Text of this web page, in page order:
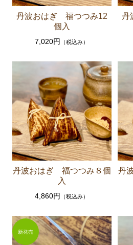
お歳暮ギフト
丹波栗・黒枝豆
丹波おはぎ 福つつみ12
個入
7,020円 （税込み）
丹
丹波おはぎ 福つつみ８個
入
4,860円 （税込み）
丹